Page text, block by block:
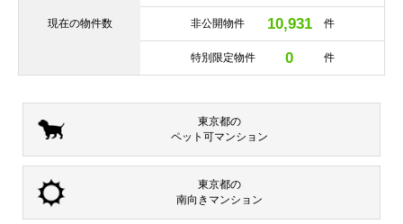
現在の物件数 非公開物件 10,931 件
特別限定物件 0 件
東京都の
ペット可マンション
東京都の
南向き マンション